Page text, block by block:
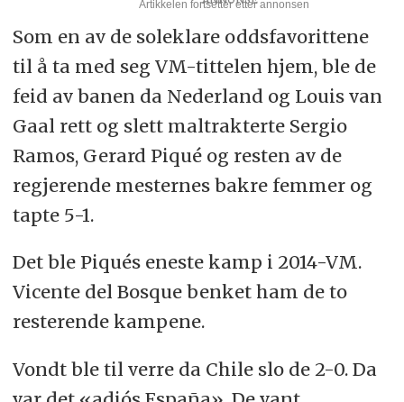
Som en av de soleklare oddsfavorittene
til å ta med seg VM-tittelen hjem, ble de
feid av banen da Nederland og Louis van
Gaal rett og slett maltrakterte Sergio
Ramos, Gerard Piqué og resten av de
regjerende mesternes bakre femmer og
tapte 5-1.
Det ble Piqués eneste kamp i 2014-VM.
Vicente del Bosque benket ham de to
resterende kampene.
Vondt ble til verre da Chile slo de 2-0. Da